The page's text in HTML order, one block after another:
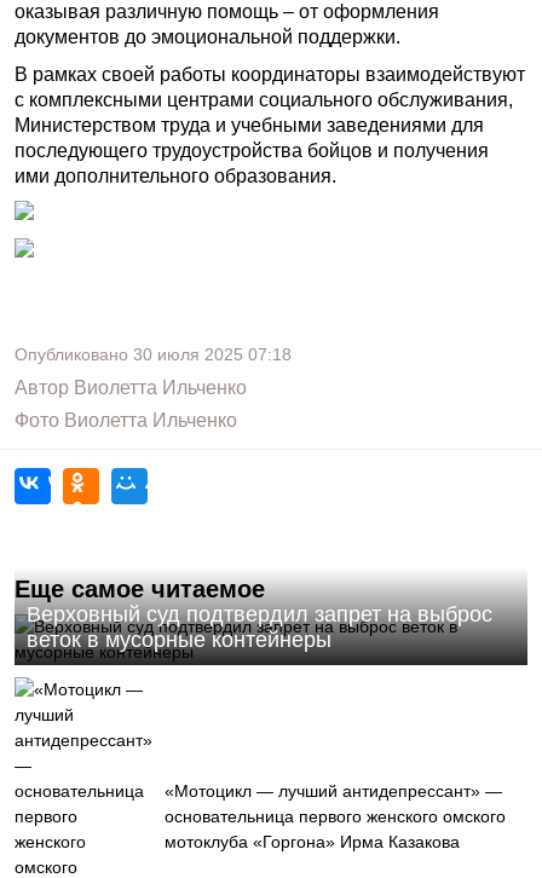
оказывая различную помощь – от оформления
документов до эмоциональной поддержки.
В рамках своей работы координаторы взаимодействуют
с комплексными центрами социального обслуживания,
Министерством труда и учебными заведениями для
последующего трудоустройства бойцов и получения
ими дополнительного образования.
Опубликовано 30 июля 2025 07:18
Автор Виолетта Ильченко
Фото Виолетта Ильченко
Еще самое читаемое
Верховный суд подтвердил запрет на выброс
веток в мусорные контейнеры
«Мотоцикл — лучший антидепрессант» —
основательница первого женского омского
мотоклуба «Горгона» Ирма Казакова